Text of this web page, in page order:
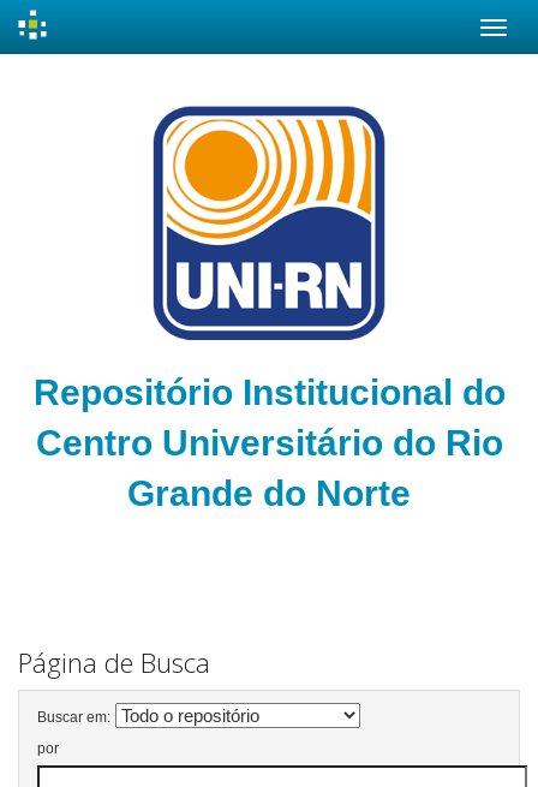
Repositório Institucional do
Centro Universitário do Rio
Grande do Norte
Página de Busca
Buscar em:
por